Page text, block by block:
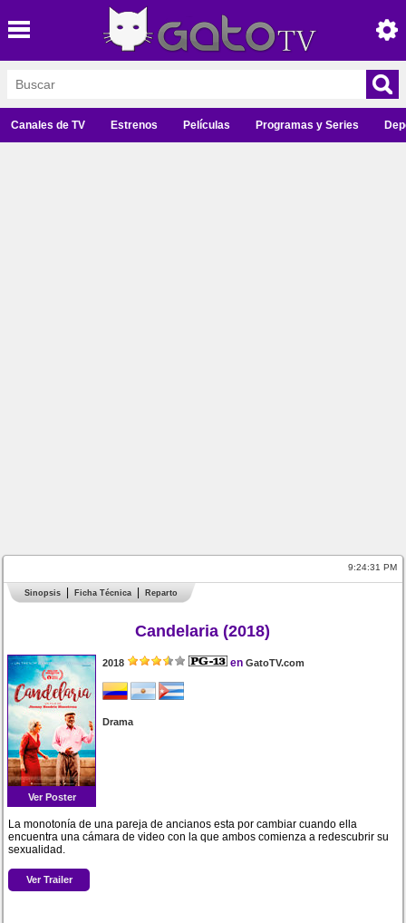
Canales de TV Estrenos Películas Programas y Series
9:24:31 PM
Sinopsis Ficha Técnica Reparto
Candelaria (2018)
Ver Poster
2018 en GatoTV.com
Drama
La monotonía de una pareja de ancianos esta por cambiar cuando ella
encuentra una cámara de video con la que ambos comienza a redescubrir su
sexualidad.
Ver Trailer